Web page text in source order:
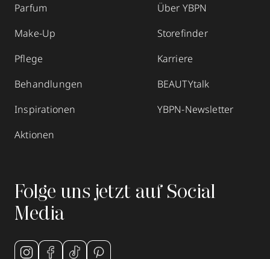
Parfum
Make-Up
Pflege
Behandlungen
Inspirationen
Aktionen
Über YBPN
Storefinder
Karriere
BEAUTYtalk
YBPN-Newsletter
Folge uns jetzt auf Social
Media